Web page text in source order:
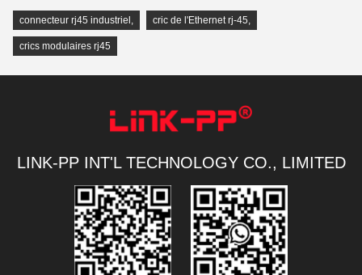
connecteur rj45 industriel cric de l'Ethernet rj-45
crics modulaires rj45
LINK-PP INT'L TECHNOLOGY CO., LIMITED